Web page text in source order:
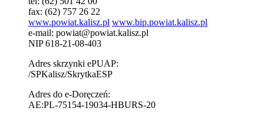
fax: (62) 757 26 22
www.powiat.kalisz.pl www.bip.powiat.kalisz.pl
e-mail: powiat@powiat.kalisz.pl
NIP 618-21-08-403
Adres skrzynki ePUAP:
/SPKalisz/SkrytkaESP
Adres do e-Doręczeń:
AE:PL-75154-19034-HBURS-20